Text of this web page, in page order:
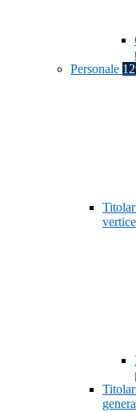
Personale
vertice